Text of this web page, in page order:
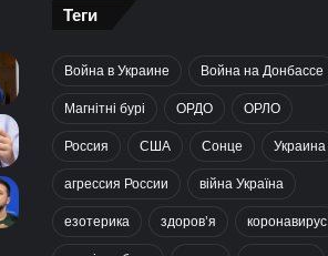
Теги
Война в Украине Война на Донбассе
Магнітні бурі ОРДО ОРЛО
Россия США Сонце Украина
агрессия России війна Україна
езотерика здоров’я коронавирус